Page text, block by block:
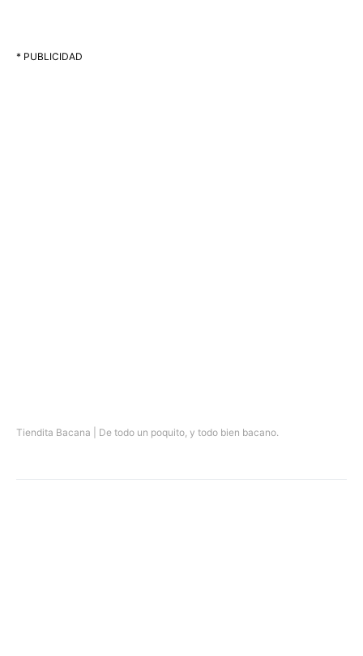
* PUBLICIDAD
Tiendita Bacana | De todo un poquito, y todo bien bacano.